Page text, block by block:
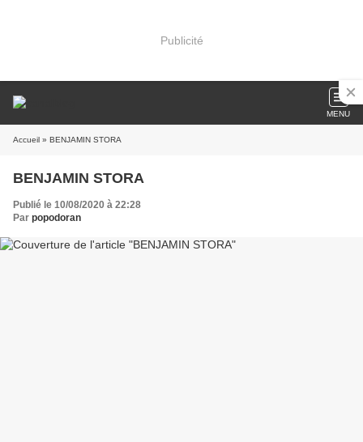
Publicité
MENU
Accueil » BENJAMIN STORA
BENJAMIN STORA
Publié le 10/08/2020 à 22:28
Par popodoran